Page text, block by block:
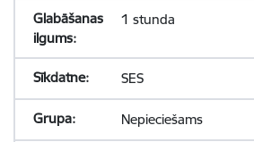
1 stunda
SES
Nepieciešams